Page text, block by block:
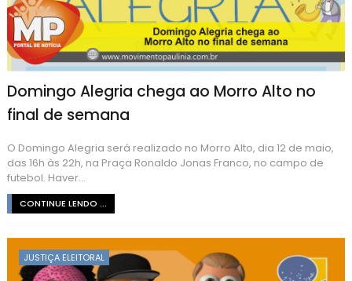
Domingo Alegria chega ao Morro Alto no
final de semana
O Domingo Alegria será realizado no Morro Alto, dia 12 de maio,
das 16h às 22h, na Praça Ronaldo Jonas Franco, no campo de
futebol. Haver...
CONTINUE LENDO ...
JUSTIÇA ELEITORAL